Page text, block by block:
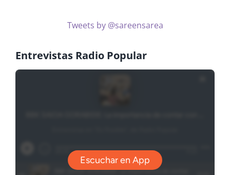
Tweets by @sareensarea
Entrevistas Radio Popular